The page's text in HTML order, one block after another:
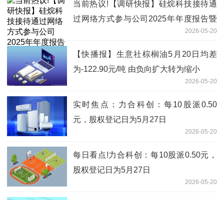
当前热议!【调研快报】硅烷科技接待通
过网络方式参与公司2025年年度报告暨
2026年一季度报告业绩说明会的投资者
调研
2026-05-20
【快播报】生意社棕榈油5月20日均差
为-122.90元/吨 由负向扩大转为缩小
2026-05-20
实时焦点：力合科创：每10股派0.50
元，股权登记日为5月27日
2026-05-20
每日看点!力合科创：每10股派0.50元，
股权登记日为5月27日
2026-05-20